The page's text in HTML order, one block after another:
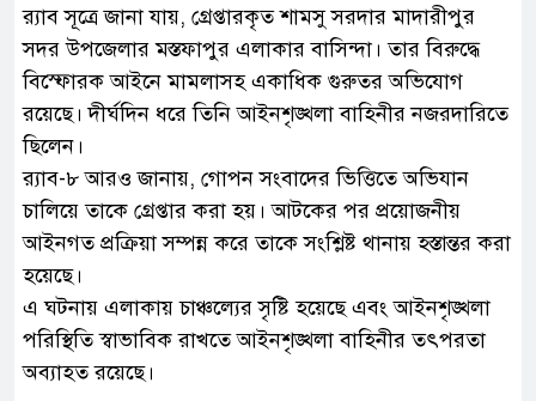
র‌্যাব সূত্রে জানা যায়, গ্রেপ্তারকৃত শামসু সরদার মাদারীপুর
সদর উপজেলার মস্তফাপুর এলাকার বাসিন্দা। তার বিরুদ্ধে
বিস্ফোরক আইনে মামলাসহ একাধিক গুরুতর অভিযোগ
রয়েছে। দীর্ঘদিন ধরে তিনি আইনশৃঙ্খলা বাহিনীর নজরদারিতে
ছিলেন।
র‌্যাব-৮ আরও জানায়, গোপন সংবাদের ভিত্তিতে অভিযান
চালিয়ে তাকে গ্রেপ্তার করা হয়। আটকের পর প্রয়োজনীয়
আইনগত প্রক্রিয়া সম্পন্ন করে তাকে সংশ্লিষ্ট থানায় হস্তান্তর করা
হয়েছে।
এ ঘটনায় এলাকায় চাঞ্চল্যের সৃষ্টি হয়েছে এবং আইনশৃঙ্খলা
পরিস্থিতি স্বাভাবিক রাখতে আইনশৃঙ্খলা বাহিনীর তৎপরতা
অব্যাহত রয়েছে।